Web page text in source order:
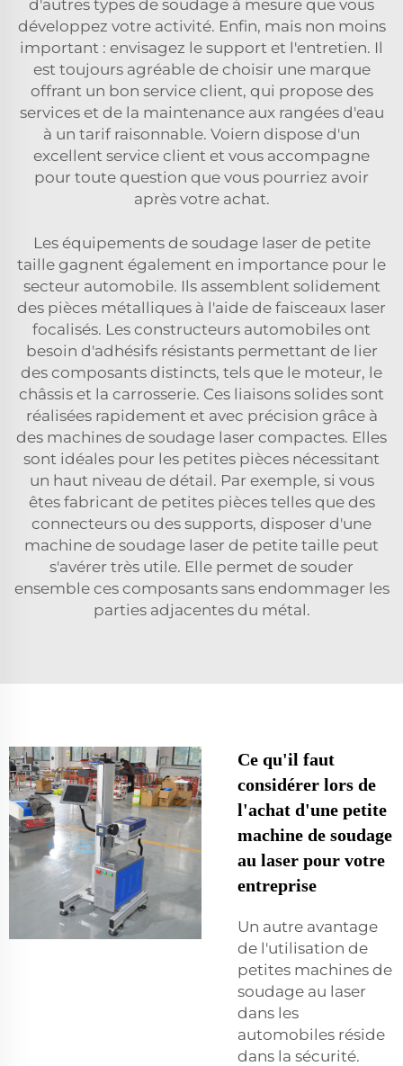
d'autres types de soudage à mesure que vous
développez votre activité. Enfin, mais non moins
important : envisagez le support et l'entretien. Il
est toujours agréable de choisir une marque
offrant un bon service client, qui propose des
services et de la maintenance aux rangées d'eau
à un tarif raisonnable. Voiern dispose d'un
excellent service client et vous accompagne
pour toute question que vous pourriez avoir
après votre achat.
Les équipements de soudage laser de petite
taille gagnent également en importance pour le
secteur automobile. Ils assemblent solidement
des pièces métalliques à l'aide de faisceaux laser
focalisés. Les constructeurs automobiles ont
besoin d'adhésifs résistants permettant de lier
des composants distincts, tels que le moteur, le
châssis et la carrosserie. Ces liaisons solides sont
réalisées rapidement et avec précision grâce à
des machines de soudage laser compactes. Elles
sont idéales pour les petites pièces nécessitant
un haut niveau de détail. Par exemple, si vous
êtes fabricant de petites pièces telles que des
connecteurs ou des supports, disposer d'une
machine de soudage laser de petite taille peut
s'avérer très utile. Elle permet de souder
ensemble ces composants sans endommager les
parties adjacentes du métal.
Ce qu'il faut
considérer lors de
l'achat d'une petite
machine de soudage
au laser pour votre
entreprise
Un autre avantage
de l'utilisation de
petites machines de
soudage au laser
dans les
automobiles réside
dans la sécurité.